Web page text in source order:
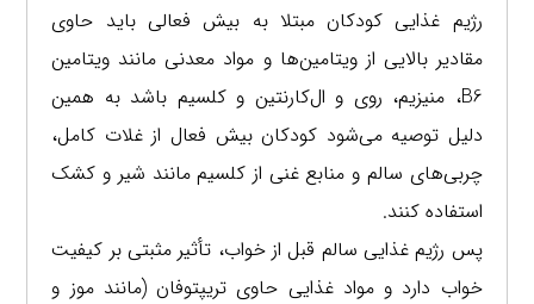
رژیم غذایی کودکان مبتلا به بیش فعالی باید حاوی
مقادیر بالایی از ویتامین‌ها و مواد معدنی مانند ویتامین
B6، منیزیم، روی و ال‌کارنتین و کلسیم باشد به همین
دلیل توصیه می‌شود کودکان بیش فعال از غلات کامل،
چربی‌های سالم و منابع غنی از کلسیم مانند شیر و کشک
استفاده کنند.
پس رژیم غذایی سالم قبل از خواب، تأثیر مثبتی بر کیفیت
خواب دارد و مواد غذایی حاوی تریپتوفان (مانند موز و